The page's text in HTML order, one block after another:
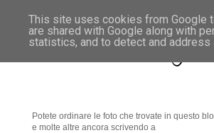
Marcellino
Potete ordinare le foto che trovate in questo
e molte altre ancora scrivendo a
This site uses cookies from Google
are shared with Google along with
statistics, and to detect and address